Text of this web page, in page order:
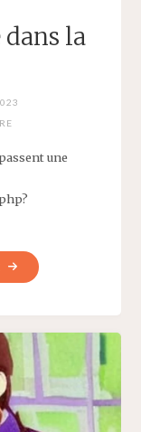
dans la
une
"NUAGE
LA
NUIT"